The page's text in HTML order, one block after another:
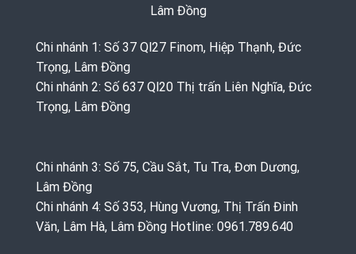
Lâm Đồng
Chi nhánh 1: Số 37 Ql27 Finom, Hiệp Thạnh, Đức
Trọng, Lâm Đồng
Chi nhánh 2: Số 637 Ql20 Thị trấn Liên Nghĩa, Đức
Trọng, Lâm Đồng
Chi nhánh 3: Số 75, Cầu Sắt, Tu Tra, Đơn Dương,
Lâm Đồng
Chi nhánh 4: Số 353, Hùng Vương, Thị Trấn Đinh
Văn, Lâm Hà, Lâm Đồng Hotline: 0961.789.640